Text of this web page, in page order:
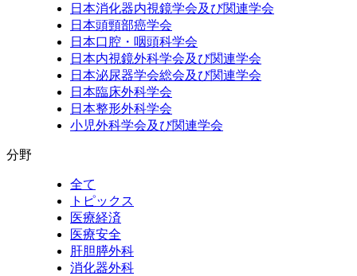
日本消化器内視鏡学会及び関連学会
日本頭頸部癌学会
日本口腔・咽頭科学会
日本内視鏡外科学会及び関連学会
日本泌尿器学会総会及び関連学会
日本臨床外科学会
日本整形外科学会
小児外科学会及び関連学会
分野
全て
トピックス
医療経済
医療安全
肝胆膵外科
消化器外科